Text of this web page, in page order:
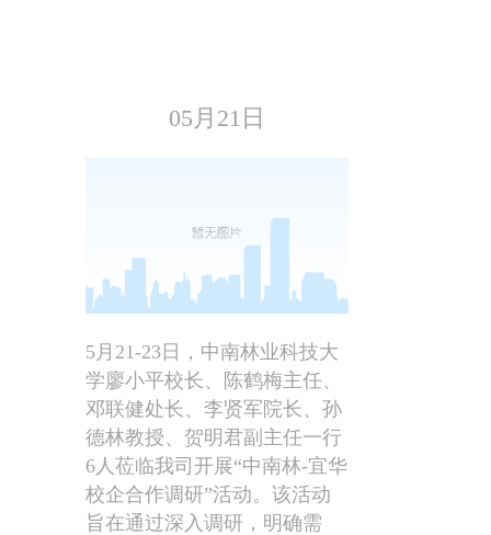
05月21日
5月21-23日，中南林业科技大
学廖小平校长、陈鹤梅主任、
邓联健处长、李贤军院长、孙
德林教授、贺明君副主任一行
6人莅临我司开展“中南林-宜华
校企合作调研”活动。该活动
旨在通过深入调研，明确需